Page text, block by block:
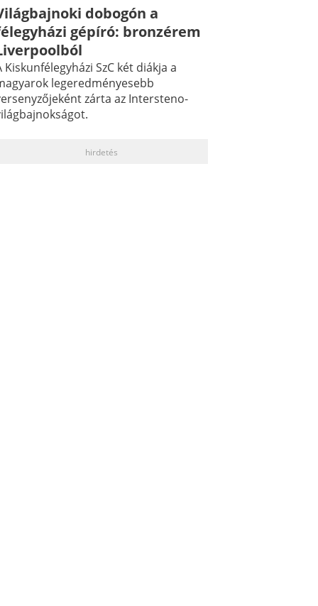
dobogón a
gépíró: bronzérem
Kiskunfélegyházi SzC két diákja a
legeredményesebb
zárta az Intersteno-
hirdetés